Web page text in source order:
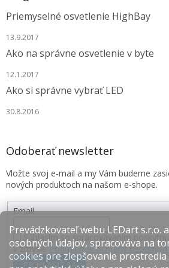
Prevádzkovateľ webu LEDart s.r.o.
osobných údajov, spracováva na
cookies pre zlepšovanie
Priemyselné osvetlenie HighBay
13.9.2017
Ako na správne osvetlenie v byte
12.1.2017
Ako si správne vybrať LED
30.8.2016
Odoberať newsletter
Vložte svoj e-mail a my Vám budeme
nových produktoch na našom e-shope.
Email
Súhlasím so spracovávaním
v zmysle Podmienok ochrany
PRIHLÁSIŤ SA